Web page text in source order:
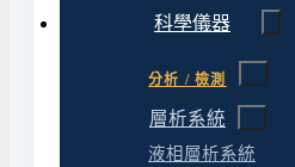
科學儀器
分析 / 檢測
層析系統
液相層析系統